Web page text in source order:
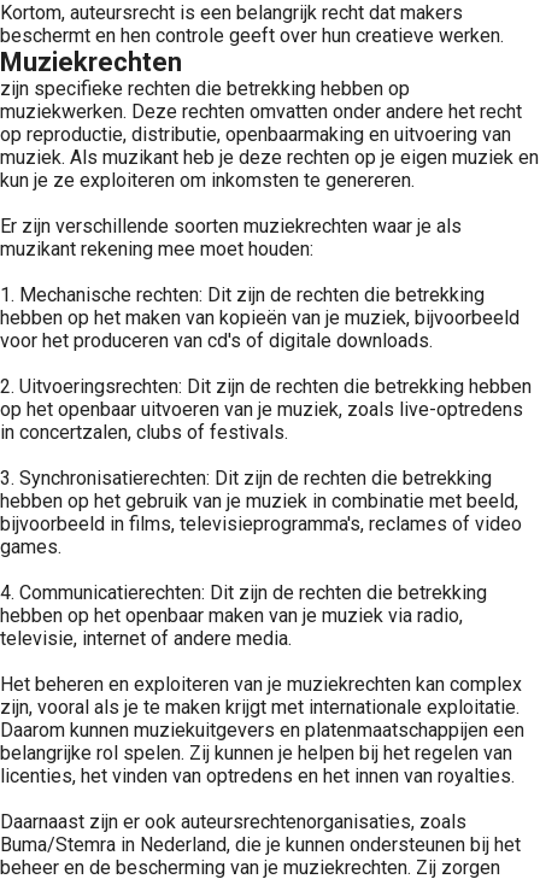
Kortom, auteursrecht is een belangrijk recht dat makers
beschermt en hen controle geeft over hun creatieve werken.
Muziekrechten
zijn specifieke rechten die betrekking hebben op
muziekwerken. Deze rechten omvatten onder andere het recht
op reproductie, distributie, openbaarmaking en uitvoering van
muziek. Als muzikant heb je deze rechten op je eigen muziek en
kun je ze exploiteren om inkomsten te genereren.
Er zijn verschillende soorten muziekrechten waar je als
muzikant rekening mee moet houden:
1. Mechanische rechten: Dit zijn de rechten die betrekking
hebben op het maken van kopieën van je muziek, bijvoorbeeld
voor het produceren van cd's of digitale downloads.
2. Uitvoeringsrechten: Dit zijn de rechten die betrekking hebben
op het openbaar uitvoeren van je muziek, zoals live-optredens
in concertzalen, clubs of festivals.
3. Synchronisatierechten: Dit zijn de rechten die betrekking
hebben op het gebruik van je muziek in combinatie met beeld,
bijvoorbeeld in films, televisieprogramma's, reclames of video
games.
4. Communicatierechten: Dit zijn de rechten die betrekking
hebben op het openbaar maken van je muziek via radio,
televisie, internet of andere media.
Het beheren en exploiteren van je muziekrechten kan complex
zijn, vooral als je te maken krijgt met internationale exploitatie.
Daarom kunnen muziekuitgevers en platenmaatschappijen een
belangrijke rol spelen. Zij kunnen je helpen bij het regelen van
licenties, het vinden van optredens en het innen van royalties.
Daarnaast zijn er ook auteursrechtenorganisaties, zoals
Buma/Stemra in Nederland, die je kunnen ondersteunen bij het
beheer en de bescherming van je muziekrechten. Zij zorgen